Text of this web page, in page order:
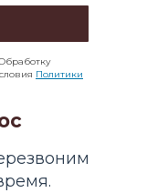
Политики